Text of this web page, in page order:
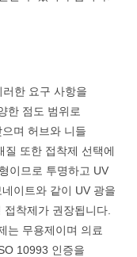
한 요구 사항을
한 점도 범위로
며 허브와 니들
질 또한 접착제 선택에
이므로 투명하고 UV
이트와 같이 UV 광을
착제가 권장됩니다.
는 무용제이며 의료
10993 인증을